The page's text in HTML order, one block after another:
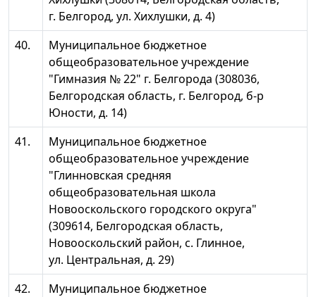
г. Белгород, ул. Хихлушки, д. 4)
40.
Муниципальное бюджетное
общеобразовательное учреждение
"Гимназия № 22" г. Белгорода (308036,
Белгородская область, г. Белгород, б-р
Юности, д. 14)
41.
Муниципальное бюджетное
общеобразовательное учреждение
"Глинновская средняя
общеобразовательная школа
Новооскольского городского округа"
(309614, Белгородская область,
Новооскольский район, с. Глинное,
ул. Центральная, д. 29)
42.
Муниципальное бюджетное